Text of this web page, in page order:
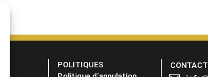
POLITIQUES
CONTACT